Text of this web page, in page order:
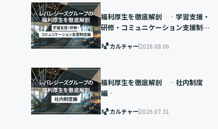
福利厚生を徹底解剖 ‐学習支援・
研修・コミュニケーション支援制度
カルチャー2026.08.06
福利厚生を徹底解剖 ‐社内制度
編‐
カルチャー2026.07.31